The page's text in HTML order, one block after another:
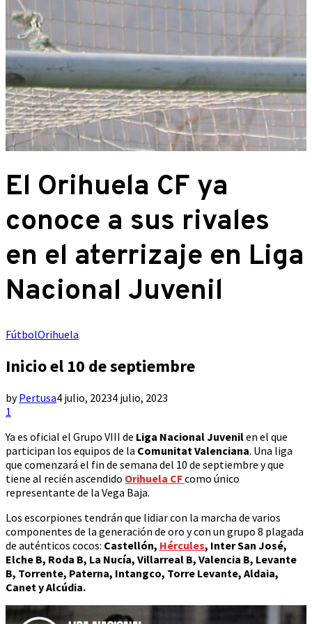
El Orihuela CF ya
conoce a sus rivales
en el aterrizaje en Liga
Nacional Juvenil
FútbolOrihuela
Inicio el 10 de septiembre
byPertusa4 julio, 20234 julio, 2023
1
Ya es oficial el Grupo VIII de Liga Nacional Juvenilen el que
participan los equipos de la Comunitat Valenciana. Una liga
que comenzará el fin de semana del 10 de septiembre y que
tiene al recién ascendido Orihuela CFcomo único
representante de la Vega Baja.
Los escorpiones tendrán que lidiar con la marcha de varios
componentes de la generación de oro y con un grupo 8 plagada
de auténticos cocos: Castellón, Hércules, Inter San José,
Elche B, Roda B, La Nucía, Villarreal B, Valencia B, Levante
B, Torrente, Paterna, Intangco, Torre Levante, Aldaia,
Canet y Alcúdia.